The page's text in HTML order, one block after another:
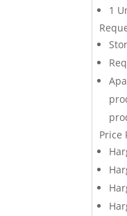
1
Price